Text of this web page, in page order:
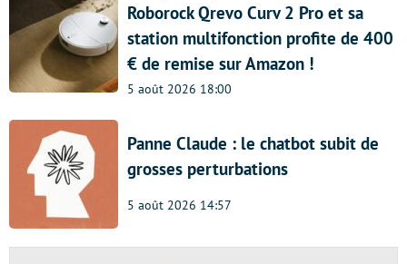
Roborock Qrevo Curv 2 Pro et sa
station multifonction profite de 400
€ de remise sur Amazon !
5 août 2026 18:00
Panne Claude : le chatbot subit de
grosses perturbations
5 août 2026 14:57